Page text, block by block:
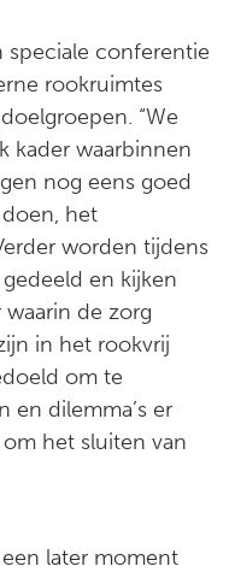
speciale conferentie
rookruimtes
“We
kader waarbinnen
nog eens goed
het
worden tijdens
en kijken
de zorg
in het rookvrij
om te
en dilemma’s er
het sluiten van
later moment